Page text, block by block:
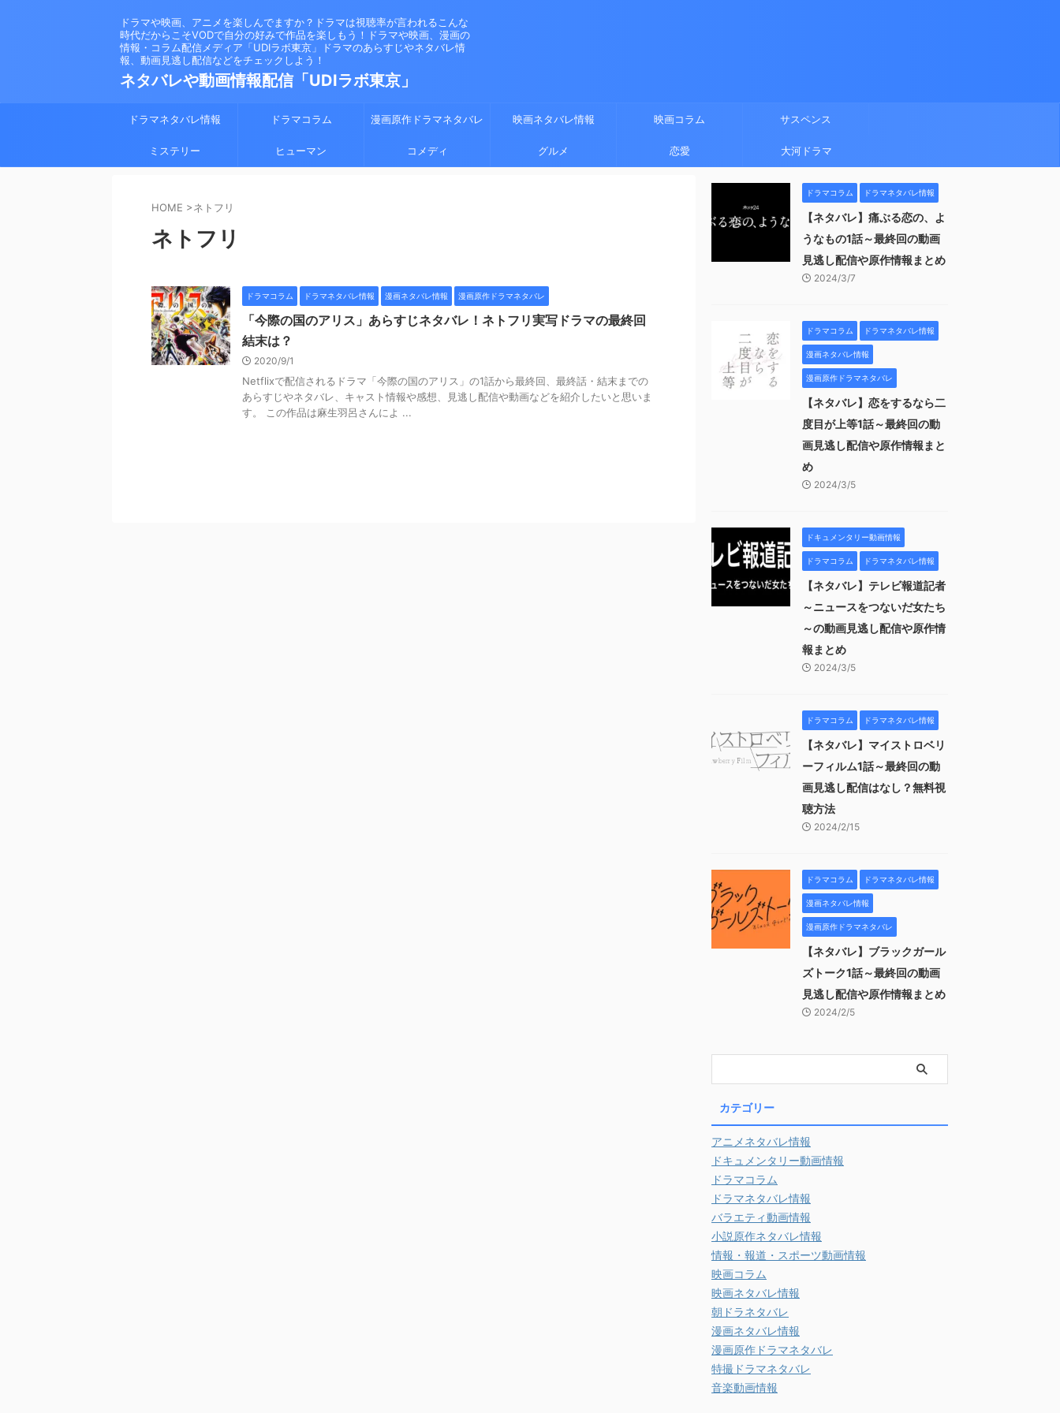
ドラマや映画、アニメを楽しんでますか？ドラマは視聴率が言われるこんな
時代だからこそVODで自分の好みで作品を楽しもう！ドラマや映画、漫画の
情報・コラム配信メディア「UDIラボ東京」ドラマのあらすじやネタバレ情
報、動画見逃し配信などをチェックしよう！
ネタバレや動画情報配信「UDIラボ東京」
ドラマネタバレ情報 ドラマコラム 漫画原作ドラマネタバレ 映画ネタバレ情報 映画コラム サスペンス
ミステリー ヒューマン コメディ グルメ 恋愛 大河ドラマ
HOME >ネトフリ
ネトフリ
ドラマコラム ドラマネタバレ情報 漫画ネタバレ情報 漫画原作ドラマネタバレ
「今際の国のアリス」あらすじネタバレ！ネトフリ実写ドラマの最終回
結末は？
2020/9/1
Netflixで配信されるドラマ「今際の国のアリス」の1話から最終回、最終話・結末までの
あらすじやネタバレ、キャスト情報や感想、見逃し配信や動画などを紹介したいと思いま
す。 この作品は麻生羽呂さんによ ...
ドラマコラム ドラマネタバレ情報
【ネタバレ】痛ぶる恋の、よ
うなもの1話～最終回の動画
見逃し配信や原作情報まとめ
2024/3/7
ドラマコラム ドラマネタバレ情報
漫画ネタバレ情報
漫画原作ドラマネタバレ
【ネタバレ】恋をするなら二
度目が上等1話～最終回の動
画見逃し配信や原作情報まと
め
2024/3/5
ドキュメンタリー動画情報
ドラマコラム ドラマネタバレ情報
【ネタバレ】テレビ報道記者
～ニュースをつないだ女たち
～の動画見逃し配信や原作情
報まとめ
2024/3/5
ドラマコラム ドラマネタバレ情報
【ネタバレ】マイストロベリ
ーフィルム1話～最終回の動
画見逃し配信はなし？無料視
聴方法
2024/2/15
ドラマコラム ドラマネタバレ情報
漫画ネタバレ情報
漫画原作ドラマネタバレ
【ネタバレ】ブラックガール
ズトーク1話～最終回の動画
見逃し配信や原作情報まとめ
2024/2/5
カテゴリー
アニメネタバレ情報
ドキュメンタリー動画情報
ドラマコラム
ドラマネタバレ情報
バラエティ動画情報
小説原作ネタバレ情報
情報・報道・スポーツ動画情報
映画コラム
映画ネタバレ情報
朝ドラネタバレ
漫画ネタバレ情報
漫画原作ドラマネタバレ
特撮ドラマネタバレ
音楽動画情報